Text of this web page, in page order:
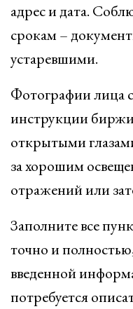
адрес и дата.
срокам –
устаревшими.
Фотографии лица
инструкции
открытыми
за хорошим
отражений или
Заполните все
точно и
введенной
потребуется